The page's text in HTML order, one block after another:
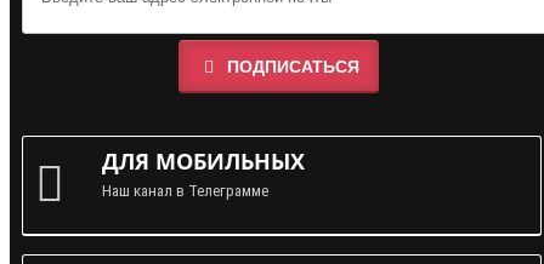
ПОДПИСАТЬСЯ
ДЛЯ МОБИЛЬНЫХ
Наш канал в Телеграмме